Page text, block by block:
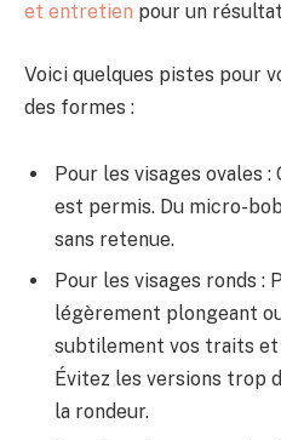
et entretien pour un
Voici quelques pistes pour
des formes :
Pour les visages ovales
est permis. Du micro-
sans retenue.
Pour les visages ronds :
légèrement plongeant
subtilement vos traits
Évitez les versions trop
la rondeur.